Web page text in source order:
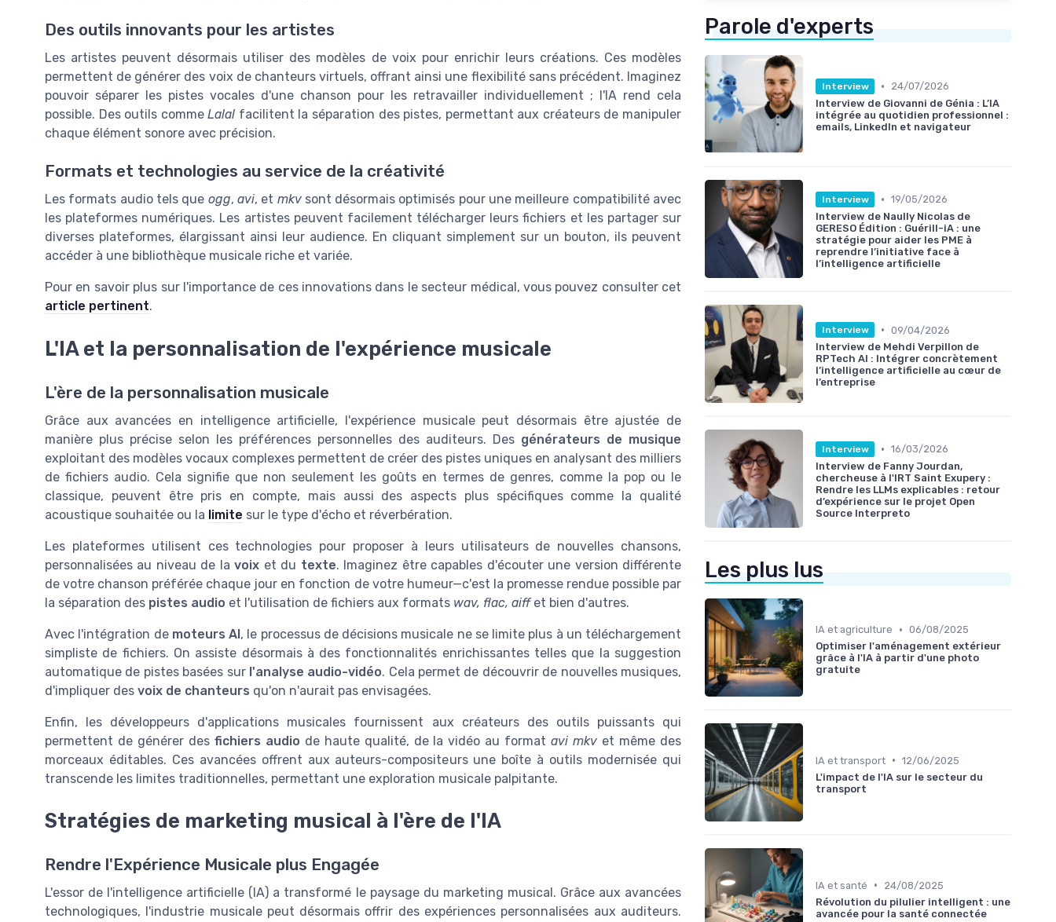
Des outils innovants pour les artistes
Les artistes peuvent désormais utiliser des modèles de voix pour enrichir leurs créations. Ces modèles
permettent de générer des voix de chanteurs virtuels, offrant ainsi une flexibilité sans précédent. Imaginez
pouvoir séparer les pistes vocales d'une chanson pour les retravailler individuellement ; l'IA rend cela
possible. Des outils commeLalal facilitent la séparation des pistes, permettant aux créateurs de manipuler
chaque élément sonore avec précision.
Formats et technologies au service de la créativité
Les formats audio tels que ogg, avi, et mkvsont désormais optimisés pour une meilleure compatibilité avec
les plateformes numériques. Les artistes peuvent facilement télécharger leurs fichiers et les partager sur
diverses plateformes, élargissant ainsi leur audience. En cliquant simplement sur un bouton, ils peuvent
accéder à une bibliothèque musicale riche et variée.
Pour en savoir plus sur l'importance de ces innovations dans le secteur médical, vous pouvez consulter cet
article pertinent.
L'IA et la personnalisation de l'expérience musicale
L'ère de la personnalisation musicale
Grâce aux avancées en intelligence artificielle, l'expérience musicale peut désormais être ajustée de
manière plus précise selon les préférences personnelles des auditeurs. Des générateurs de musique
exploitant des modèles vocaux complexes permettent de créer des pistes uniques en analysant des milliers
de fichiers audio. Cela signifie que non seulement les goûts en termes de genres, comme la pop ou le
classique, peuvent être pris en compte, mais aussi des aspects plus spécifiques comme la qualité
acoustique souhaitée ou la limite sur le type d'écho et réverbération.
Les plateformes utilisent ces technologies pour proposer à leurs utilisateurs de nouvelles chansons,
personnalisées au niveau de lavoix et du texte. Imaginez être capables d'écouter une version différente
de votre chanson préférée chaque jour en fonction de votre humeur—c'est la promesse rendue possible par
la séparation des pistes audio et l'utilisation de fichiers aux formats wav, flac, aiffet bien d'autres.
Avec l'intégration de moteurs AI, le processus de décisions musicale ne se limite plus à un téléchargement
simpliste de fichiers. On assiste désormais à des fonctionnalités enrichissantes telles que la suggestion
automatique de pistes basées sur l'analyse audio-vidéo. Cela permet de découvrir de nouvelles musiques,
d'impliquer des voix de chanteurs qu'on n'aurait pas envisagées.
Enfin, les développeurs d'applications musicales fournissent aux créateurs des outils puissants qui
permettent de générer des fichiers audio de haute qualité, de la vidéo au formatavi mkv et même des
morceaux éditables. Ces avancées offrent aux auteurs-compositeurs une boîte à outils modernisée qui
transcende les limites traditionnelles, permettant une exploration musicale palpitante.
Stratégies de marketing musical à l'ère de l'IA
Rendre l'Expérience Musicale plus Engagée
L'essor de l'intelligence artificielle (IA) a transformé le paysage du marketing musical. Grâce aux avancées
technologiques, l'industrie musicale peut désormais offrir des expériences personnalisées aux auditeurs.
Parole d'experts
Interview •
24/07/2026
Interview de Giovanni de Génia : L’IA
intégrée au quotidien professionnel :
emails, LinkedIn et navigateur
Interview • 19/05/2026
Interview de Naully Nicolas de
GERESO Édition : Guérill-iA : une
stratégie pour aider les PME à
reprendre l’initiative face à
l’intelligence artificielle
Interview • 09/04/2026
Interview de Mehdi Verpillon de
RPTech AI : Intégrer concrètement
l’intelligence artificielle au cœur de
l’entreprise
Interview • 16/03/2026
Interview de Fanny Jourdan,
chercheuse à l'IRT Saint Exupery :
Rendre les LLMs explicables : retour
d’expérience sur le projet Open
Source Interpreto
Les plus lus
IA et agriculture • 06/08/2025
Optimiser l'aménagement extérieur
grâce à l'IA à partir d'une photo
gratuite
IA et transport • 12/06/2025
L'impact de l'IA sur le secteur du
transport
IA et santé •
24/08/2025
Révolution du pilulier intelligent : une
avancée pour la santé connectée